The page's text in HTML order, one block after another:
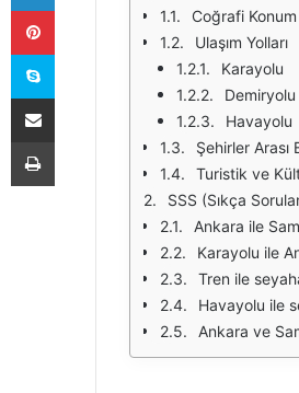
Coğrafi Konum
Ulaşım Yolları
Karayolu
Demiryolu
Havayolu
Şehirler Arası
Turistik ve
SSS (Sıkça
Ankara ile
Karayolu ile
Tren ile
Havayolu ile
Ankara ve
Pinterest
Skype
E-Posta ile paylaş